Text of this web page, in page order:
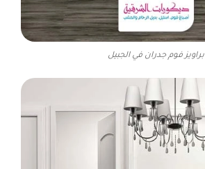
براويز فوم جدران في الجبيل